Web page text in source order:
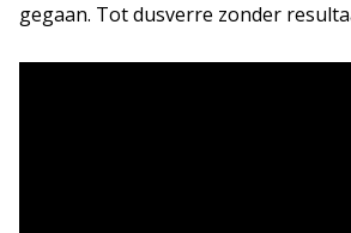
gegaan. Tot dusverre zonder